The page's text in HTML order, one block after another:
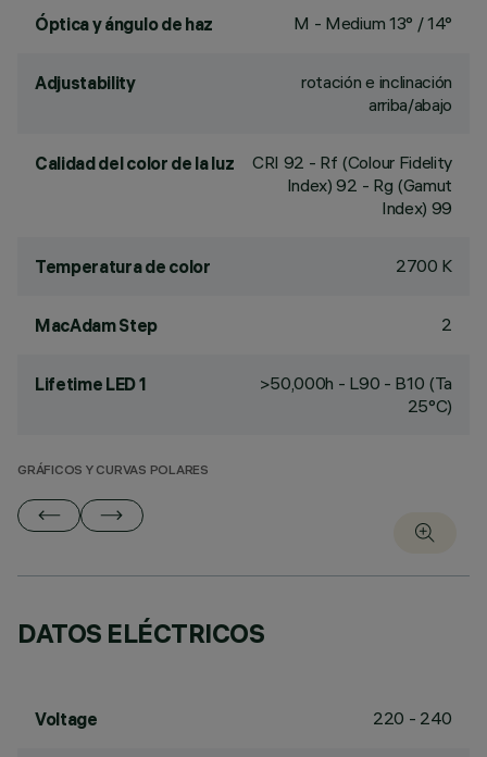
Óptica y ángulo de haz M - Medium 13° / 14°
Adjustability
rotación e inclinación
arriba/abajo
Calidad del color de la luz CRI 92 - Rf (Colour Fidelity
Index) 92 - Rg (Gamut
Index) 99
Temperatura de color 2700 K
MacAdam Step 2
Lifetime LED 1
>50,000h - L90 - B10 (Ta
25°C)
GRÁFICOS Y CURVAS POLARES
DATOS ELÉCTRICOS
Voltage 220 - 240